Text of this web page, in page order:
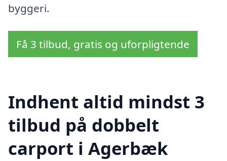
byggeri.
Få 3 tilbud, gratis og uforpligtende
Indhent altid mindst 3
tilbud på dobbelt
carport i Agerbæk